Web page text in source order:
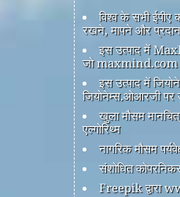
विश्व के सभी ईपीए
रखने, मापने और
इस उत्पाद में
जो maxmind.com
इस उत्पाद में
जियोनेम्स.ओआरजी पर
खुला मौसम
एल्गोरिथ्म
नागरिक मौसम
संशोधित
Freepik द्वारा